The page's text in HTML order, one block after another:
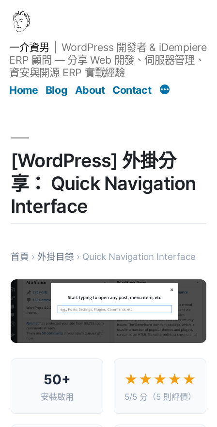
一介資男
WordPress 開發者 & iDempiere
ERP 顧問 — 分享 Web 開發、伺服器管理、
資安與開源 ERP 實戰經驗
Home
Blog About Contact
[WordPress] 外掛分
享： Quick Navigation
Interface
首頁 › 外掛目錄 › Quick Navigation Interface
50+
安裝啟用
★★★★★
5/5 分（5 則評價）
文章